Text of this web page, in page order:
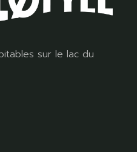
sur le lac du